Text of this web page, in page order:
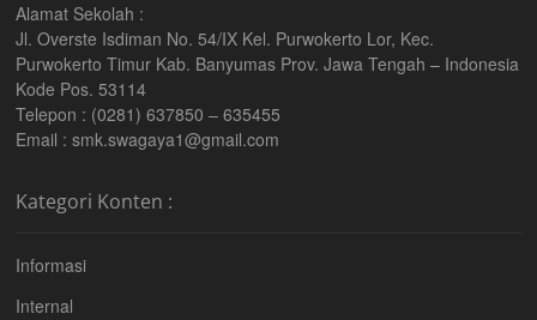
Alamat Sekolah :
Jl. Overste Isdiman No. 54/IX Kel. Purwokerto Lor, Kec.
Purwokerto Timur Kab. Banyumas Prov. Jawa Tengah – Indonesia
Kode Pos. 53114
Telepon : (0281) 637850 – 635455
Email : smk.swagaya1@gmail.com
Kategori Konten :
Informasi
Internal